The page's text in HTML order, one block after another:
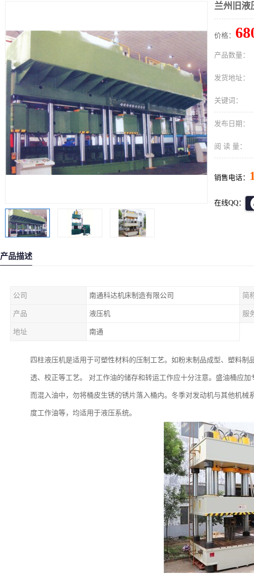
兰州旧液
价格：
产品数量：
发货地址：
关键词：
发布日期：
阅 读 量：
销售电话：
在线QQ：
产品描述
公司 南通科达机床制造有限公司 简
产品 液压机 服
地址 南通
四柱液压机是适用于可塑性材料的压制工艺。如粉末制品成型、塑料
透、校正等工艺。 对工作油的储存和转运工作应十分注意。盛油桶应
而混入油中，勿将桶皮生锈的锈片落入桶内。冬季对发动机与其他机
度工作油等，均适用于液压系统。